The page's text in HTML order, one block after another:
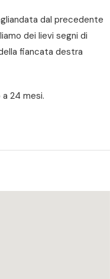
dal precedente
dei lievi segni di
fiancata destra
24 mesi.